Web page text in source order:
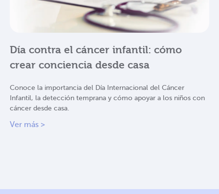
Día contra el cáncer infantil: cómo
crear conciencia desde casa
Conoce la importancia del Día Internacional del Cáncer
Infantil, la detección temprana y cómo apoyar a los niños con
cáncer desde casa.
Ver más >